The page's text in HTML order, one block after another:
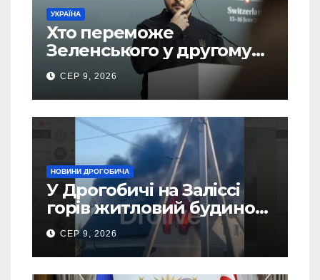
УКРАЇНА
Хто переможе
Зеленського у другому
турі виборів президента
України – новий рейтинг
SOCIS
СЕР 9, 2026
НОВИНИ ДРОГОБИЧА
У Дрогобичі на Заліссі
горів житловий будинок
(Відео)
СЕР 9, 2026